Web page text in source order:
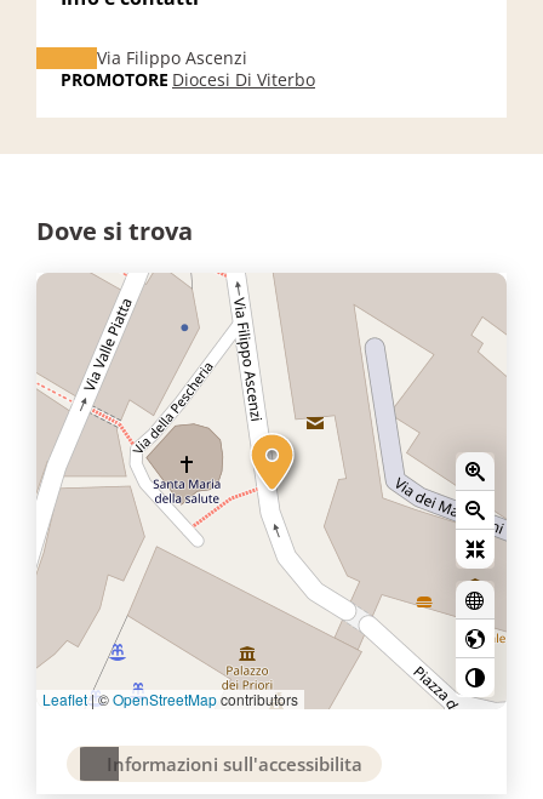
Via Filippo Ascenzi
PROMOTORE Diocesi Di Viterbo
Dove si trova
Leaflet|©OpenStreetMapcontributors
Informazioni sull'accessibilita